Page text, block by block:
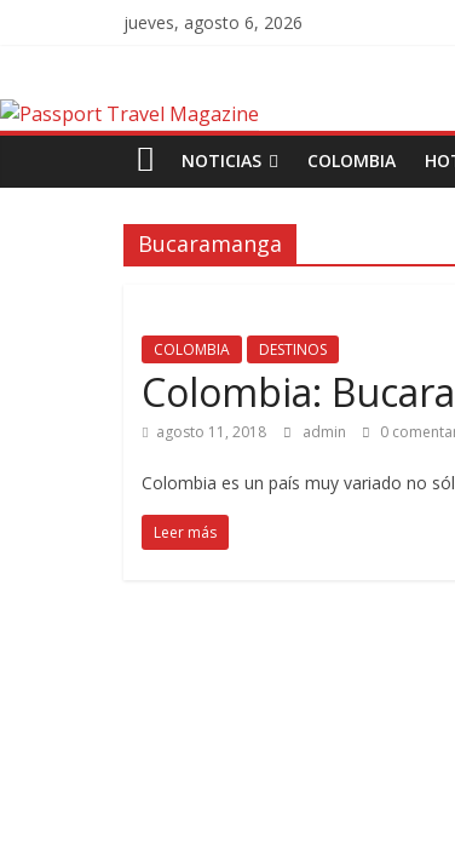
jueves, agosto 6, 2026
NOTICIAS COLOMBIA
Bucaramanga
COLOMBIA DESTINOS
Colombia:
agosto 11, 2018 admin 0
Colombia es un país muy variado no
Leer más